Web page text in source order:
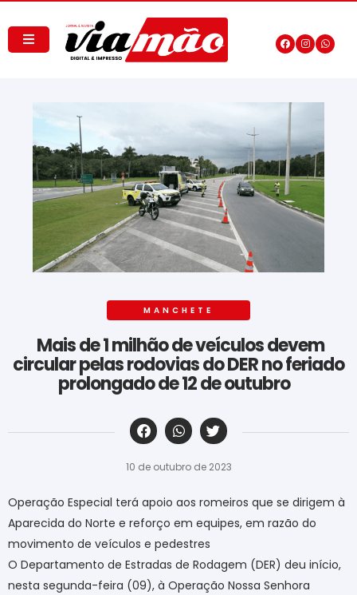
MANCHETE
Mais de 1 milhão de veículos devem
circular pelas rodovias do DER no feriado
prolongado de 12 de outubro
‎ ‎ ‎ ‎ ‎ ‎ ‎ ‎ ‎ ‎ ‎ ‎ ‎ ‎ ‎ ‎ ‎ ‎ ‎ ‎ ‎ ‎ ‎ ‎ ‎ ‎ ‎ ‎ ‎ ‎ ‎
10 de outubro de 2023
Operação Especial terá apoio aos romeiros que se dirigem à
Aparecida do Norte e reforço em equipes, em razão do
movimento de veículos e pedestres
O Departamento de Estradas de Rodagem (DER) deu início,
nesta segunda-feira (09), à Operação Nossa Senhora